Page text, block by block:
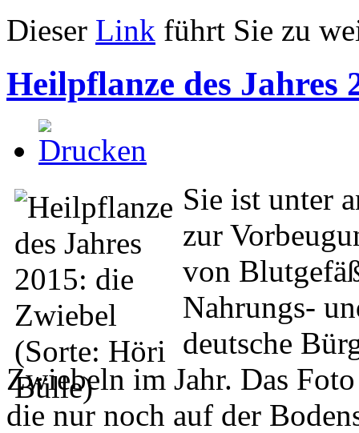
Dieser Link führt Sie zu
Heilpflanze des Jahres
Sie ist unter
zur
von
Nahrungs-
deutsche
Zwiebeln im Jahr. Das
die nur noch auf der